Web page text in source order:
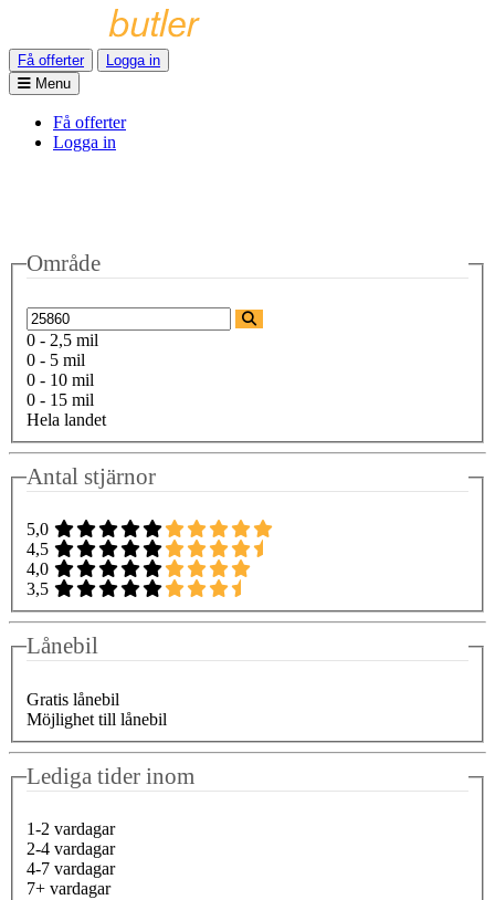
Få offerter
Logga in
Menu
Få offerter
Logga in
Område
0 - 2,5 mil
0 - 5 mil
0 - 10 mil
0 - 15 mil
Hela landet
Antal stjärnor
5,0
4,5
4,0
3,5
Lånebil
Gratis lånebil
Möjlighet till lånebil
Lediga tider inom
1-2 vardagar
2-4 vardagar
4-7 vardagar
7+ vardagar